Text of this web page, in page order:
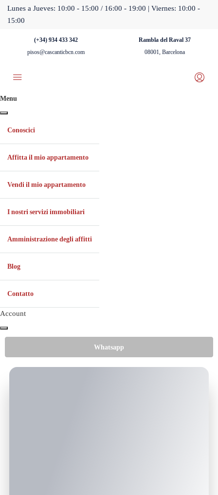
Lunes a Jueves: 10:00 - 15:00 / 16:00 - 19:00 | Viernes: 10:00 -
15:00
(+34) 934 433 342
pisos@cascanticbcn.com
Rambla del Raval 37
08001, Barcelona
Menu
Conoscici
Affitta il mio appartamento
Vendi il mio appartamento
I nostri servizi immobiliari
Amministrazione degli affitti
Blog
Contatto
Account
Whatsapp